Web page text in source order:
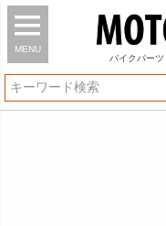
MENU
バイク パーツ